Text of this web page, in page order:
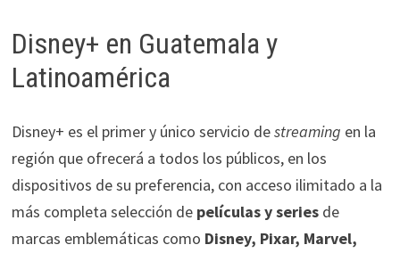
Disney+ en Guatemala y
Latinoamérica
Disney+ es el primer y único servicio destreaming en la
región que ofrecerá a todos los públicos, en los
dispositivos de su preferencia, con acceso ilimitado a la
más completa selección de películas y seriesde
marcas emblemáticas como Disney, Pixar, Marvel,